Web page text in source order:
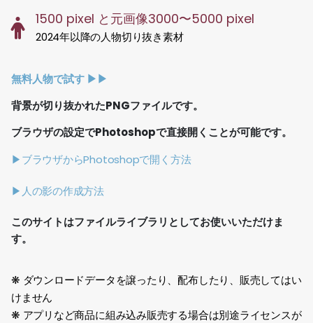
1500 pixel と元画像3000〜5000 pixel
2024年以降の人物切り抜き素材
無料人物で試す ▶︎▶︎
背景が切り抜かれたPNGファイルです。
ブラウザの設定でPhotoshopで直接開くことが可能です。
▶ブラウザからPhotoshopで開く方法
▶人の影の作成方法
このサイトはファイルライブラリとしてお使いいただけま
す。
❋ ダウンロードデータを譲ったり、配布したり、販売してはい
けません
❋ アプリなど商品に組み込み販売する場合は別途ライセンスが